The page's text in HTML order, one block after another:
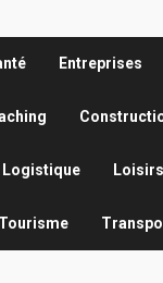
Entreprises
Logistique Loisirs
Tourisme